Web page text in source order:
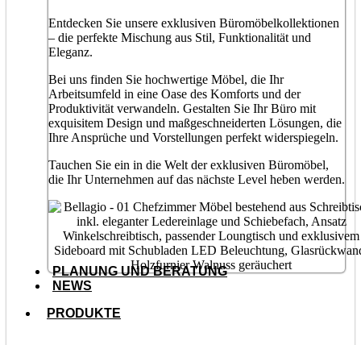
Entdecken Sie unsere exklusiven Büromöbelkollektionen
– die perfekte Mischung aus Stil, Funktionalität und
Eleganz.
Bei uns finden Sie hochwertige Möbel, die Ihr
Arbeitsumfeld in eine Oase des Komforts und der
Produktivität verwandeln. Gestalten Sie Ihr Büro mit
exquisitem Design und maßgeschneiderten Lösungen, die
Ihre Ansprüche und Vorstellungen perfekt widerspiegeln.
Tauchen Sie ein in die Welt der exklusiven Büromöbel,
die Ihr Unternehmen auf das nächste Level heben werden.
PLANUNG UND BERATUNG
NEWS
PRODUKTE